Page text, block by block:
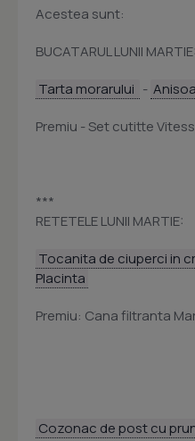
Acestea sunt:
BUCATARUL LUNII MARTIE:
Tarta morarului -
Premiu - Set cutitte
***
RETETELE LUNII MARTIE:
Tocanita de ciuperci in
Placinta
Premiu: Cana filtranta
Cozonac de post cu